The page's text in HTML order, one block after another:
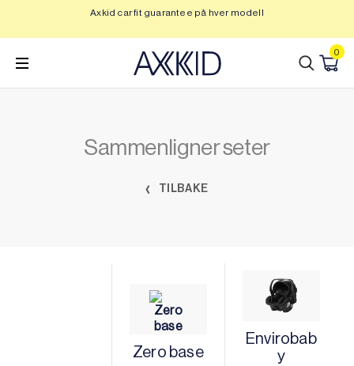
innhold
Axkid car fit guarantee på hver modell
0
Sammenligner seter
TILBAKE
Zero base
Envirobab
y